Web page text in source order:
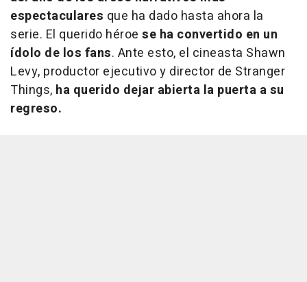
espectaculares que ha dado hasta ahora la
serie. El querido héroe se ha convertido en un
ídolo de los fans. Ante esto, el cineasta Shawn
Levy, productor ejecutivo y director de Stranger
Things, ha querido dejar abierta la puerta a su
regreso.